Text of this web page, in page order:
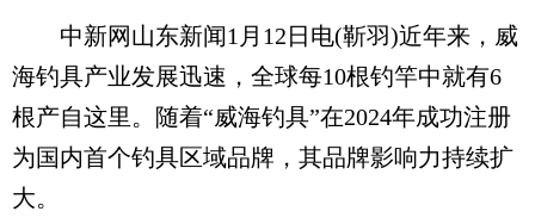
中新网山东新闻1月12日电(靳羽)近年来，威
海钓具产业发展迅速，全球每10根钓竿中就有6
根产自这里。随着“威海钓具”在2024年成功注册
为国内首个钓具区域品牌，其品牌影响力持续扩
大。